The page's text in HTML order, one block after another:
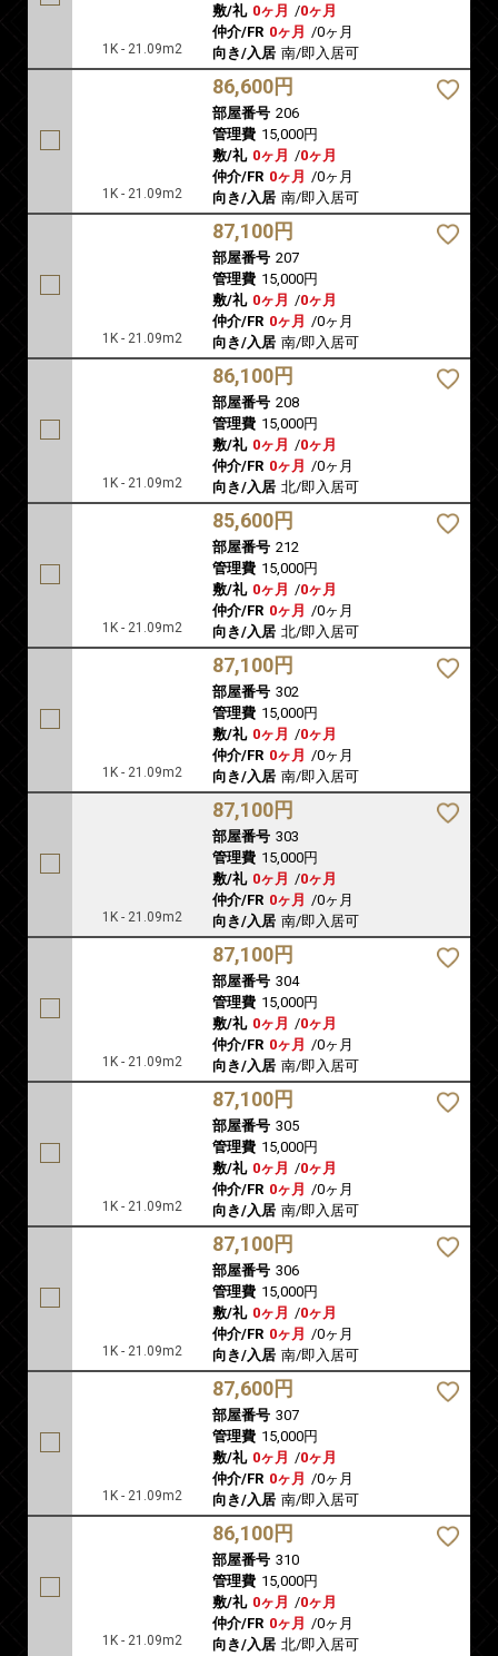
1K - 21.09m2
敷/礼 0ヶ月 /0ヶ月
仲介/FR 0ヶ月 /0ヶ月
向き/入居 南/即入居可
1K - 21.09m2
86,600円
部屋番号 206
管理費 15,000円
敷/礼 0ヶ月 /0ヶ月
仲介/FR 0ヶ月 /0ヶ月
向き/入居 南/即入居可
1K - 21.09m2
87,100円
部屋番号 207
管理費 15,000円
敷/礼 0ヶ月 /0ヶ月
仲介/FR 0ヶ月 /0ヶ月
向き/入居 南/即入居可
1K - 21.09m2
86,100円
部屋番号 208
管理費 15,000円
敷/礼 0ヶ月 /0ヶ月
仲介/FR 0ヶ月 /0ヶ月
向き/入居 北/即入居可
1K - 21.09m2
85,600円
部屋番号 212
管理費 15,000円
敷/礼 0ヶ月 /0ヶ月
仲介/FR 0ヶ月 /0ヶ月
向き/入居 北/即入居可
1K - 21.09m2
87,100円
部屋番号 302
管理費 15,000円
敷/礼 0ヶ月 /0ヶ月
仲介/FR 0ヶ月 /0ヶ月
向き/入居 南/即入居可
1K - 21.09m2
87,100円
部屋番号 303
管理費 15,000円
敷/礼 0ヶ月 /0ヶ月
仲介/FR 0ヶ月 /0ヶ月
向き/入居 南/即入居可
1K - 21.09m2
87,100円
部屋番号 304
管理費 15,000円
敷/礼 0ヶ月 /0ヶ月
仲介/FR 0ヶ月 /0ヶ月
向き/入居 南/即入居可
1K - 21.09m2
87,100円
部屋番号 305
管理費 15,000円
敷/礼 0ヶ月 /0ヶ月
仲介/FR 0ヶ月 /0ヶ月
向き/入居 南/即入居可
1K - 21.09m2
87,100円
部屋番号 306
管理費 15,000円
敷/礼 0ヶ月 /0ヶ月
仲介/FR 0ヶ月 /0ヶ月
向き/入居 南/即入居可
1K - 21.09m2
87,600円
部屋番号 307
管理費 15,000円
敷/礼 0ヶ月 /0ヶ月
仲介/FR 0ヶ月 /0ヶ月
向き/入居 南/即入居可
1K - 21.09m2
86,100円
部屋番号 310
管理費 15,000円
敷/礼 0ヶ月 /0ヶ月
仲介/FR 0ヶ月 /0ヶ月
向き/入居 北/即入居可